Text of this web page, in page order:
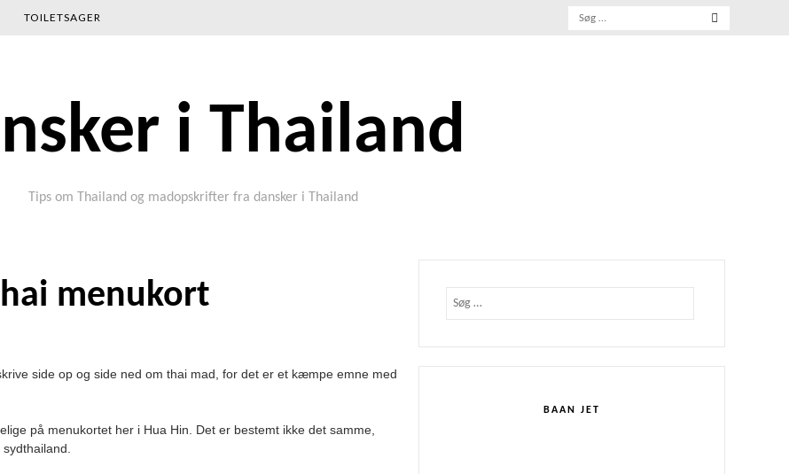
TOILETSAGER
efter:
i Thailand
Tips om Thailand og madopskrifter fra dansker i Thailand
menukort
side op og side ned om thai mad, for det er et kæmpe emne med
på menukortet her i Hua Hin. Det er bestemt ikke det samme,
Søg
BAAN JET